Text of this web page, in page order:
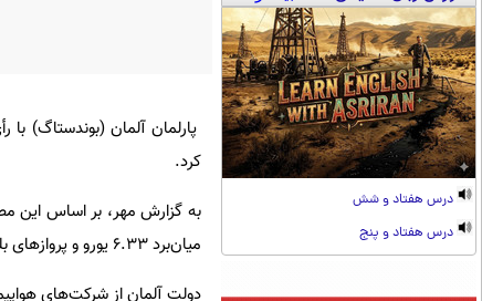
درس هفتاد و شش
درس هفتاد و پنج
پارلمان آلمان (بوندستاگ)
کرد.
میان‌برد ۶.۳۳ یورو و پروازهای بلندمدت (بین‌قاره‌ای) ۱۱.۴۰ یورو کاهش می‌یابد.
دولت آلمان از شرکت‌های